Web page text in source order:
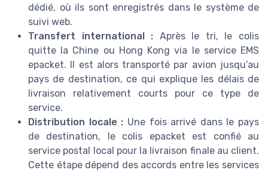
dédié, où ils sont enregistrés dans le système de
suivi web.
Transfert international : Après le tri, le colis
quitte la Chine ou Hong Kong via le service EMS
epacket. Il est alors transporté par avion jusqu’au
pays de destination, ce qui explique les délais de
livraison relativement courts pour ce type de
service.
Distribution locale : Une fois arrivé dans le pays
de destination, le colis epacket est confié au
service postal local pour la livraison finale au client.
Cette étape dépend des accords entre les services